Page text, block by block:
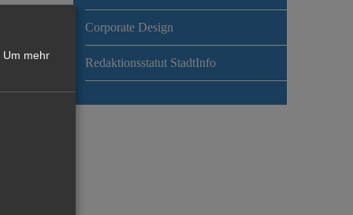
Corporate Design
Redaktionsstatut StadtInfo
Um mehr